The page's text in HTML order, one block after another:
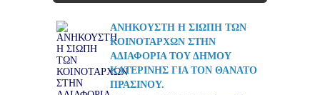
ΑΝΗΚΟΥΣΤΗ Η ΣΙΩΠΗ ΤΩΝ
ΚΟΙΝΟΤΑΡΧΩΝ ΣΤΗΝ
ΑΔΙΑΦΟΡΙΑ ΤΟΥ ΔΗΜΟΥ
ΚΑΤΕΡΙΝΗΣ ΓΙΑ ΤΟΝ ΘΑΝΑΤΟ
ΠΡΑΣΙΝΟΥ.